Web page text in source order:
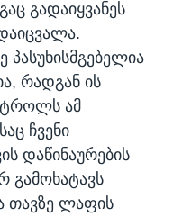
გადაიყვანეს
რადგან ის
ამ
ჩვენი
დაწინაურების
გამოხატავს
თავზე ლაფის